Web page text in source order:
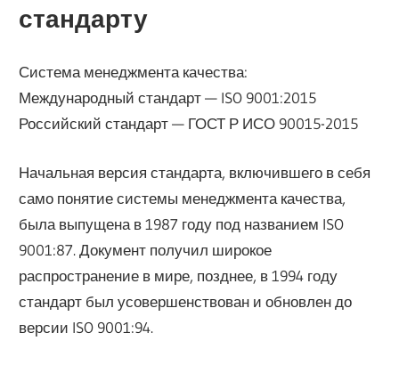
стандарту
Система менеджмента качества:
Международный стандарт — ISO 9001:2015
Российский стандарт — ГОСТ Р ИСО 90015-2015
Начальная версия стандарта, включившего в себя
само понятие системы менеджмента качества,
была выпущена в 1987 году под названием ISO
9001:87. Документ получил широкое
распространение в мире, позднее, в 1994 году
стандарт был усовершенствован и обновлен до
версии ISO 9001:94.